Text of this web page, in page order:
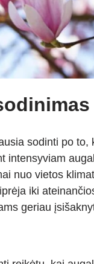
sodinti po
intensyviam
nuo vietos
iki
geriau